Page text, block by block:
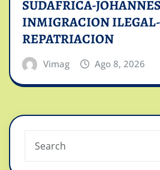
SUDAFRICA-
INMIGRACION ILEGAL-
REPATRIACION
Vimag Ago 8, 2026